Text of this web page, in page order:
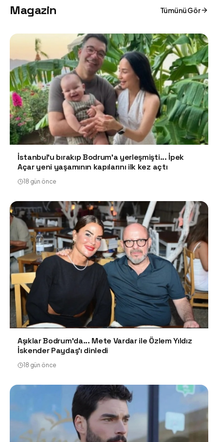
Magazin Tümünü Gör
İstanbul'u bırakıp Bodrum'a yerleşmişti... İpek
Açar yeni yaşamının kapılarını ilk kez açtı
18 gün önce
Aşıklar Bodrum'da... Mete Vardar ile Özlem Yıldız
İskender Paydaş'ı dinledi
18 gün önce